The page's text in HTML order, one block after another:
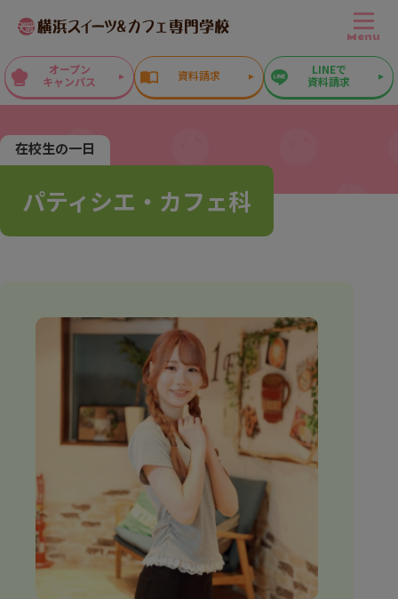
Menu
オープン
キャンパス
資料請求
LINEで
資料請求
在校生の一日
パティシエ・カフェ科